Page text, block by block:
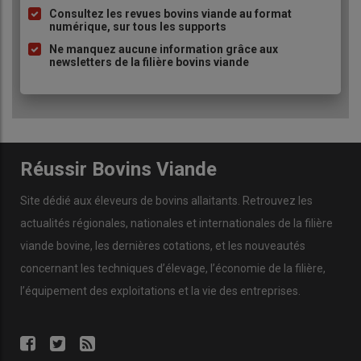
une seule fois, réaliser une injection d’anesthésique général en
intramusculaire, relâcher les veaux puis réaliser l’ébourgeonnage
une fois qu’ils sont endormis, dans la paille. »
La nécessité d'utiliser une cage de
contention
Attention, dans le cas d’une anesthésie locale, il est nécessaire
d’utiliser une
cage de contention
adaptée, avec un système
anti-recul et un anneau pour bloquer la tête du veau lors de
l’ébourgeonnage.
Lire aussi :Astuce d’éleveur : « J’ai fabriqué une
cage portée pour les veaux naissant en plein air »
Mieux vaut être accompagné pour
apprendre l'ébourgeonnage des veaux
Consultez les revues bovins viande au format
numérique, sur tous les supports
Ne manquez aucune information grâce aux
newsletters de la filière bovins viande
Réussir Bovins Viande
Site dédié aux éleveurs de bovins allaitants. Retrouvez les
actualités régionales, nationales et internationales de la filière
viande bovine, les dernières cotations, et les nouveautés
concernant les techniques d’élevage, l’économie de la filière,
l’équipement des exploitations et la vie des entreprises.